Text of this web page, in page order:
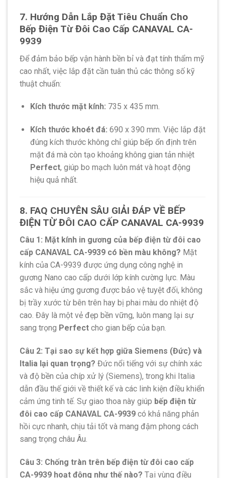
7. Hướng Dẫn Lắp Đặt Tiêu Chuẩn Cho
Bếp Điện Từ Đôi Cao Cấp CANAVAL CA-
9939
Để đảm bảo bếp vận hành bền bỉ và đạt tính thẩm mỹ
cao nhất, việc lắp đặt cần tuân thủ các thông số kỹ
thuật chuẩn:
Kích thước mặt kính: 735 x 435 mm.
Kích thước khoét đá: 690 x 390 mm. Việc lắp đặt
đúng kích thước không chỉ giúp bếp ổn định trên
mặt đá mà còn tạo khoảng không gian tản nhiệt
Perfect, giúp bo mạch luôn mát và hoạt động
hiệu quả nhất.
8. FAQ CHUYÊN SÂU GIẢI ĐÁP VỀ BẾP
ĐIỆN TỪ ĐÔI CAO CẤP CANAVAL CA-9939
Câu 1: Mặt kính in gương của bếp điện từ đôi cao
cấp CANAVAL CA-9939 có bền màu không? Mặt
kính của CA-9939 được ứng dụng công nghệ in
gương Nano cao cấp dưới lớp kính cường lực. Màu
sắc và hiệu ứng gương được bảo vệ tuyệt đối, không
bị trầy xước từ bên trên hay bị phai màu do nhiệt độ
cao. Đây là một vẻ đẹp bền vững, luôn mang lại sự
sang trọng Perfect cho gian bếp của bạn.
Câu 2: Tại sao sự kết hợp giữa Siemens (Đức) và
Italia lại quan trọng? Đức nổi tiếng với sự chính xác
và độ bền của chíp xử lý (Siemens), trong khi Italia
dẫn đầu thế giới về thiết kế và các linh kiện điều khiển
cảm ứng tinh tế. Sự giao thoa này giúp bếp điện từ
đôi cao cấp CANAVAL CA-9939 có khả năng phản
hồi cực nhanh, chịu tải tốt và mang đậm phong cách
sang trọng châu Âu.
Câu 3: Chống tràn trên bếp điện từ đôi cao cấp
CA-9939 hoạt động như thế nào? Tại vùng điều